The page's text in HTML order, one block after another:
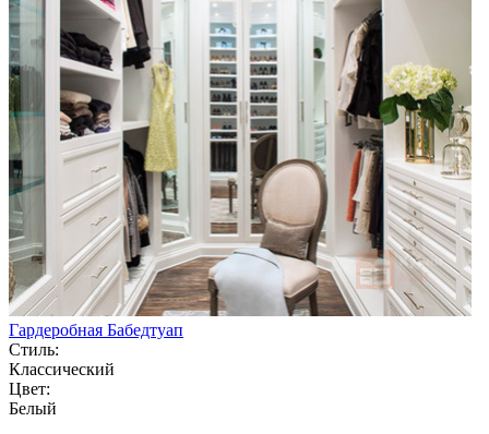
Гардеробная Бабедтуап
Стиль:
Классический
Цвет:
Белый